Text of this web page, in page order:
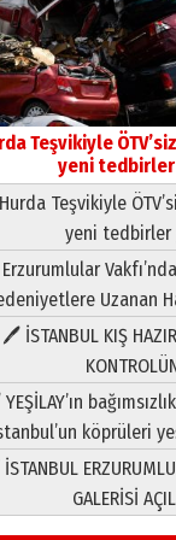
Teşvikiyle
yeni
Teşvikiyle
yeni tedbirler
Uzanan
🖊 İSTANBUL KIŞ
köprüleri
GALERİSİ
Paranın
03
09
11
Paranın Aile
03